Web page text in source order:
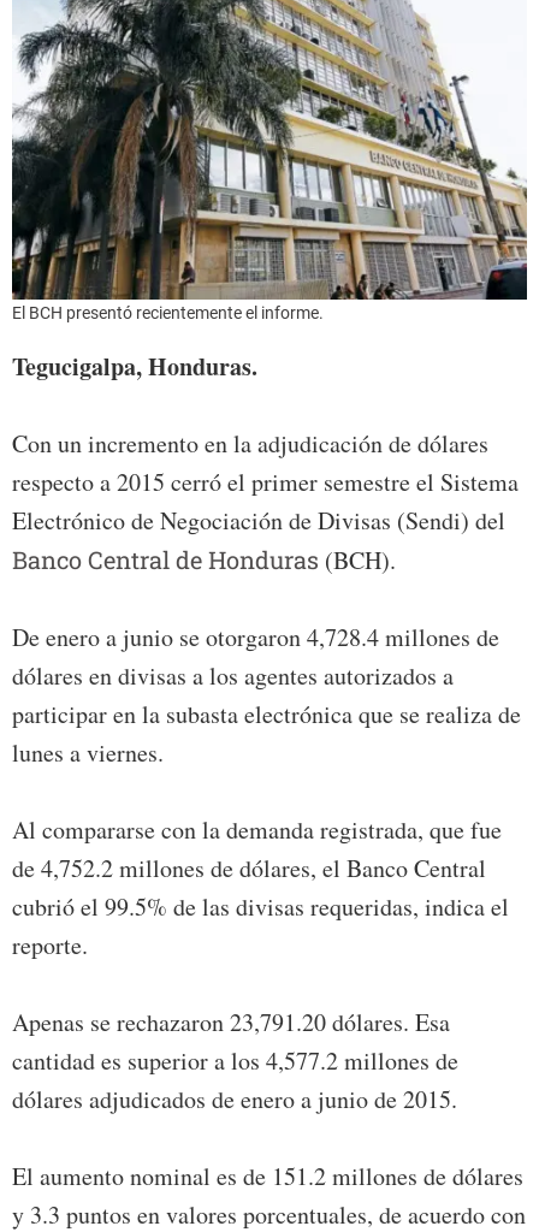
El BCH presentó recientemente el informe.
Tegucigalpa, Honduras.
Con un incremento en la adjudicación de dólares
respecto a 2015 cerró el primer semestre el Sistema
Electrónico de Negociación de Divisas (Sendi) del
Banco Central de Honduras (BCH).
De enero a junio se otorgaron 4,728.4 millones de
dólares en divisas a los agentes autorizados a
participar en la subasta electrónica que se realiza de
lunes a viernes.
Al compararse con la demanda registrada, que fue
de 4,752.2 millones de dólares, el Banco Central
cubrió el 99.5% de las divisas requeridas, indica el
reporte.
Apenas se rechazaron 23,791.20 dólares. Esa
cantidad es superior a los 4,577.2 millones de
dólares adjudicados de enero a junio de 2015.
El aumento nominal es de 151.2 millones de dólares
y 3.3 puntos en valores porcentuales, de acuerdo con